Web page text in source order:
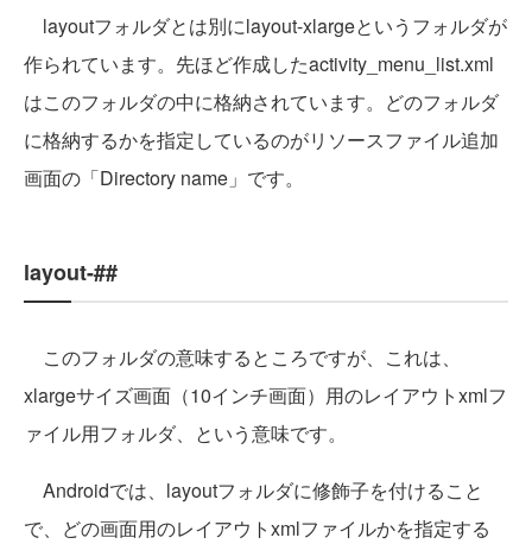
layoutフォルダとは別にlayout-xlargeというフォルダが
作られています。先ほど作成したactivity_menu_list.xml
はこのフォルダの中に格納されています。どのフォルダ
に格納するかを指定しているのがリソースファイル追加
画面の「Directory name」です。
layout-##
このフォルダの意味するところですが、これは、
xlargeサイズ画面（10インチ画面）用のレイアウトxmlフ
ァイル用フォルダ、という意味です。
Androidでは、layoutフォルダに修飾子を付けること
で、どの画面用のレイアウトxmlファイルかを指定する